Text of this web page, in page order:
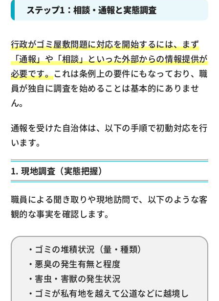
ステップ1：相談・通報と実態調査
行政がゴミ屋敷問題に対応を開始するには、まず
「通報」や「相談」といった外部からの情報提供が
必要です。これは条例上の要件にもなっており、職
員が独自に調査を始めることは基本的にありませ
ん。
通報を受けた自治体は、以下の手順で初動対応を行
います。
1. 現地調査（実態把握）
職員による聞き取りや現地訪問で、以下のような客
観的な事実を確認します。
・ゴミの堆積状況（量・種類）
・悪臭の発生有無と程度
・害虫・害獣の発生状況
・ゴミが私有地を越えて公道などに越境し